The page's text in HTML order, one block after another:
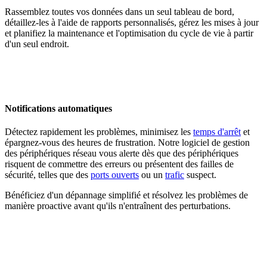
Rassemblez toutes vos données dans un seul tableau de bord,
détaillez-les à l'aide de rapports personnalisés, gérez les mises à jour
et planifiez la maintenance et l'optimisation du cycle de vie à partir
d'un seul endroit.
Notifications automatiques
Détectez rapidement les problèmes, minimisez les temps d'arrêt et
épargnez-vous des heures de frustration. Notre logiciel de gestion
des périphériques réseau vous alerte dès que des périphériques
risquent de commettre des erreurs ou présentent des failles de
sécurité, telles que des ports ouverts ou un trafic suspect.
Bénéficiez d'un dépannage simplifié et résolvez les problèmes de
manière proactive avant qu'ils n'entraînent des perturbations.